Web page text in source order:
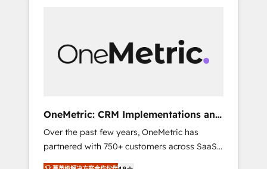
architecture 🔗 CRM migrations & End to end
integrations 🤖 AI workflows & enrichment 📘
rely on for scalable revenue insights.
OneMetric: CRM Implementations and
GTM engineering
Over the past few years, OneMetric has
partnered with 750+ customers across SaaS,
fintech, healthcare, real estate, and other